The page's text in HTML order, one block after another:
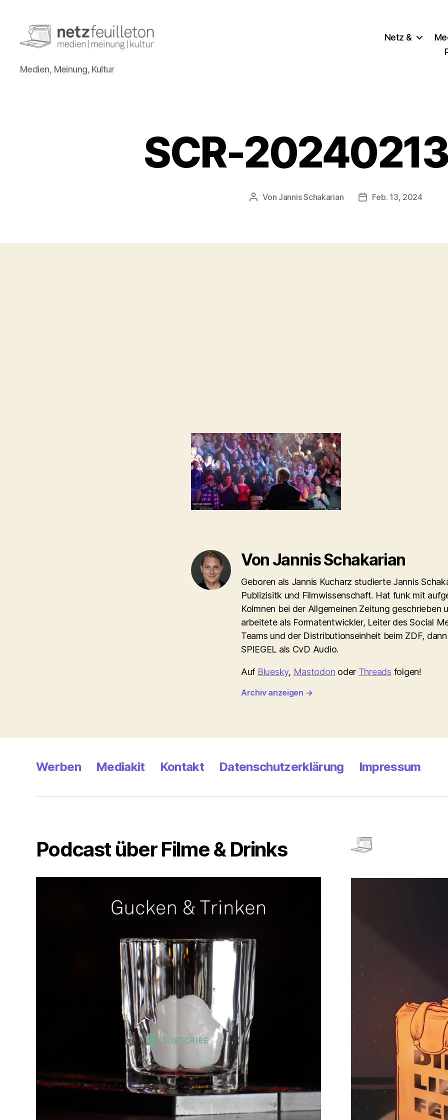
netzfeuilleton.de
Medien, Meinung, Kultur
Netz &
SCR-
Beitragsautor
Von Jannis Schakarian Veröffentlichungsdatum
Feb. 13, 2024
Von Jannis Schakarian
Geboren als Jannis Kucharz studierte Jannis
Publizisitk und Filmwissenschaft. Hat funk mit
Kolmnen bei der Allgemeinen Zeitung geschrieben
arbeitete als Formatentwickler, Leiter des Social
Teams und der Distributionseinheit beim ZDF,
SPIEGEL als CvD Audio.
Auf Bluesky, Mastodon oder Threads folgen!
Archiv anzeigen →
Werben Mediakit Kontakt Datenschutzerklärung Impressum
Podcast über Filme & Drinks